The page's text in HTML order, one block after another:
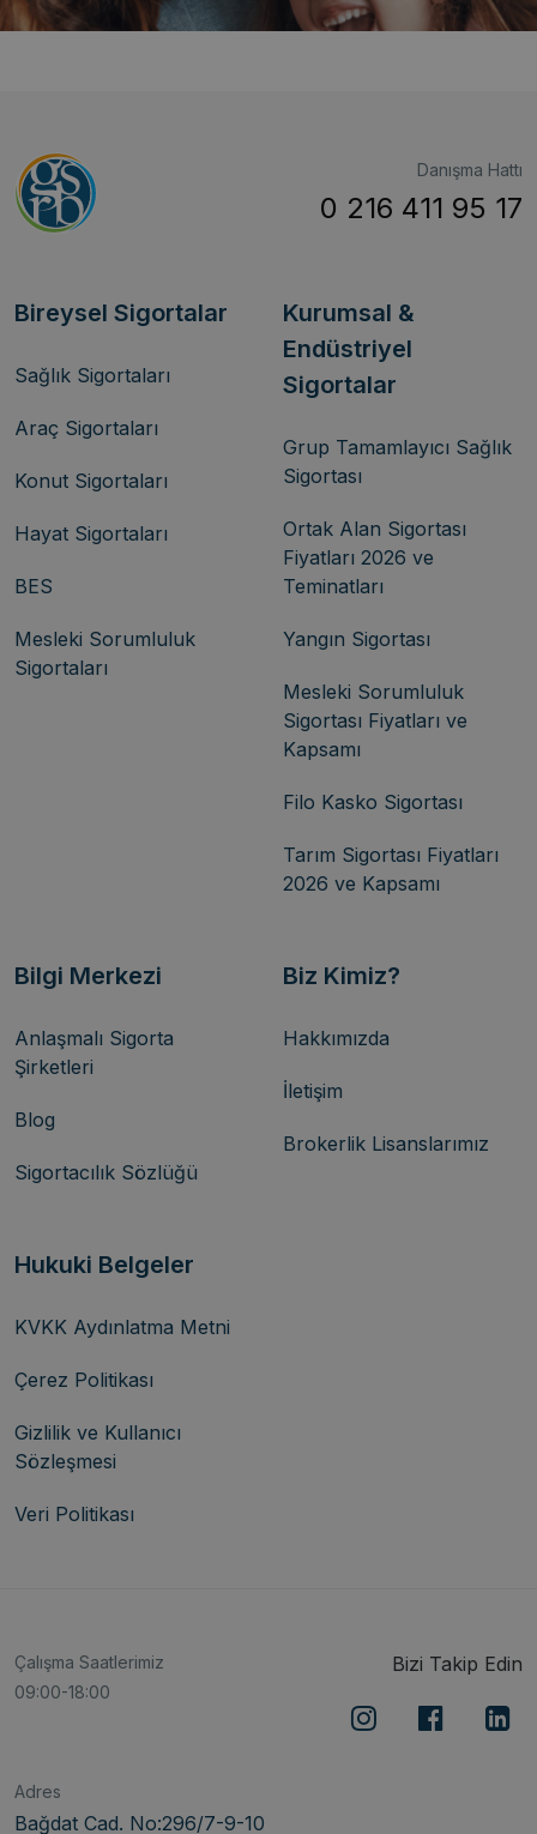
Danışma Hattı
0 216 411 95 17
Bireysel Sigortalar
Sağlık Sigortaları
Araç Sigortaları
Konut Sigortaları
Hayat Sigortaları
BES
Mesleki Sorumluluk
Sigortaları
Kurumsal &
Endüstriyel
Sigortalar
Grup Tamamlayıcı Sağlık
Sigortası
Ortak Alan Sigortası
Fiyatları 2026 ve
Teminatları
Yangın Sigortası
Mesleki Sorumluluk
Sigortası Fiyatları ve
Kapsamı
Filo Kasko Sigortası
Tarım Sigortası Fiyatları
2026 ve Kapsamı
Bilgi Merkezi
Anlaşmalı Sigorta
Şirketleri
Blog
Sigortacılık Sözlüğü
Biz Kimiz?
Hakkımızda
İletişim
Brokerlik Lisanslarımız
Hukuki Belgeler
KVKK Aydınlatma Metni
Çerez Politikası
Gizlilik ve Kullanıcı
Sözleşmesi
Veri Politikası
Çalışma Saatlerimiz
09:00-18:00
Adres
Bağdat Cad. No:296/7-9-10
Bizi Takip Edin